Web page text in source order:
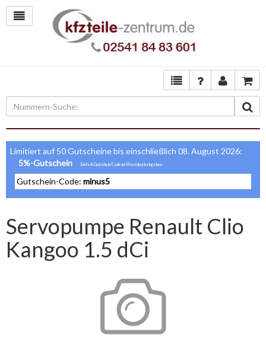
Limitiert auf 50 Gutscheine bis einschließlich 08. August 2026:
5%-Gutschein
Gutschein-Code: minus5
Servopumpe Renault Clio
Kangoo 1.5 dCi